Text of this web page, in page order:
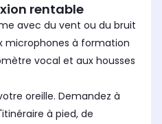
rentable
avec du vent ou du bruit
microphones à formation
vocal et aux housses
oreille. Demandez à
à pied, de